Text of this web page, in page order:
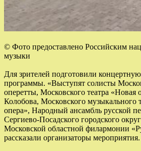
© Фото предоставлено Российским
музыки
Для зрителей подготовили
программы. «Выступят солисты
оперетты, Московского театра «Новая
Колобова, Московского музыкального
опера», Народный ансамбль русской
Сергиево-Посадского городского
Московской областной филармонии
рассказали организаторы мероприятия.